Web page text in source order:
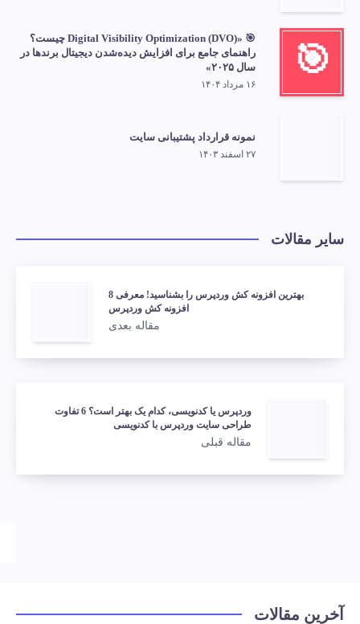
🎯
🎯 «Digital Visibility Optimization (DVO) چیست؟
راهنمای جامع برای افزایش دیده‌شدن دیجیتال برندها در
سال ۲۰۲۵»
۱۶ مرداد ۱۴۰۴
نمونه قرارداد پشتیبانی سایت
۲۷ اسفند ۱۴۰۳
سایر مقالات
بهترین افزونه کش وردپرس را بشناسید! معرفی 8
افزونه کش وردپرس
مقاله بعدی
وردپرس یا کدنویسی، کدام یک بهتر است؟ 6 تفاوت
طراحی سایت وردپرس با کدنویسی
مقاله قبلی
آخرین مقالات